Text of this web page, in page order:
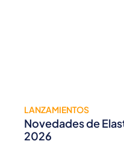
LANZAMIENTOS
Novedades de
2026